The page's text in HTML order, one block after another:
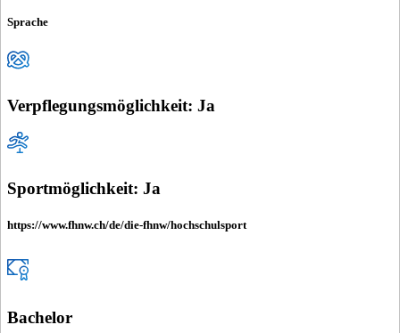
Sprache
Verpflegungsmöglichkeit: Ja
Sportmöglichkeit: Ja
https://www.fhnw.ch/de/die-fhnw/hochschulsport
Bachelor